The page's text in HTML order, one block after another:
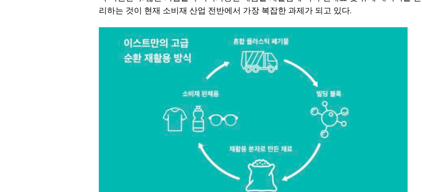
리하는 것이 현재 소비재 산업 전반에서 가장 복잡한 과제가 되고 있다.